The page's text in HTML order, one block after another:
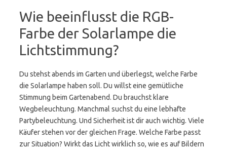
Wie beeinflusst die RGB-
Farbe der Solarlampe die
Lichtstimmung?
Du stehst abends im Garten und überlegst, welche Farbe
die Solarlampe haben soll. Du willst eine gemütliche
Stimmung beim Gartenabend. Du brauchst klare
Wegbeleuchtung. Manchmal suchst du eine lebhafte
Partybeleuchtung. Und Sicherheit ist dir auch wichtig. Viele
Käufer stehen vor der gleichen Frage. Welche Farbe passt
zur Situation? Wirkt das Licht wirklich so, wie es auf Bildern